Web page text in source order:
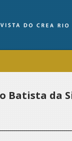
Batista da